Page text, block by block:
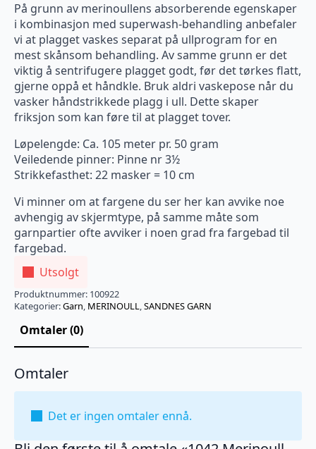
På grunn av merinoullens absorberende egenskaper
i kombinasjon med superwash-behandling anbefaler
vi at plagget vaskes separat på ullprogram for en
mest skånsom behandling. Av samme grunn er det
viktig å sentrifugere plagget godt, før det tørkes flatt,
gjerne oppå et håndkle. Bruk aldri vaskepose når du
vasker håndstrikkede plagg i ull. Dette skaper
friksjon som kan føre til at plagget tover.
Løpelengde: Ca. 105 meter pr. 50 gram
Veiledende pinner: Pinne nr 3½
Strikkefasthet: 22 masker = 10 cm
Vi minner om at fargene du ser her kan avvike noe
avhengig av skjermtype, på samme måte som
garnpartier ofte avviker i noen grad fra fargebad til
fargebad.
Utsolgt
Produktnummer: 100922
Kategorier:Garn, MERINOULL,SANDNES GARN
Omtaler (0)
Omtaler
Det er ingen omtaler ennå.